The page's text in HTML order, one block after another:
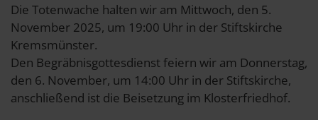
Die Totenwache halten wir am Mittwoch, den 5.
November 2025, um 19:00 Uhr in der Stiftskirche
Kremsmünster.
Den Begräbnisgottesdienst feiern wir am Donnerstag,
den 6. November, um 14:00 Uhr in der Stiftskirche,
anschließend ist die Beisetzung im Klosterfriedhof.